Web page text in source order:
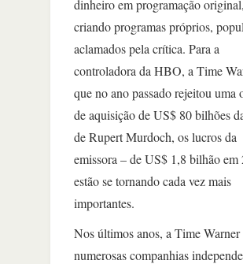
dinheiro em programação original,
criando programas próprios,
aclamados pela crítica. Para a
controladora da HBO, a Time
que no ano passado rejeitou uma
de aquisição de US$ 80 bilhões
de Rupert Murdoch, os lucros da
emissora – de US$ 1,8 bilhão em
estão se tornando cada vez mais
importantes.
Nos últimos anos, a Time
numerosas companhias